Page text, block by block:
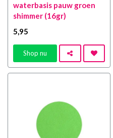
waterbasis pauw groen
shimmer (16gr)
5,95
Shop nu